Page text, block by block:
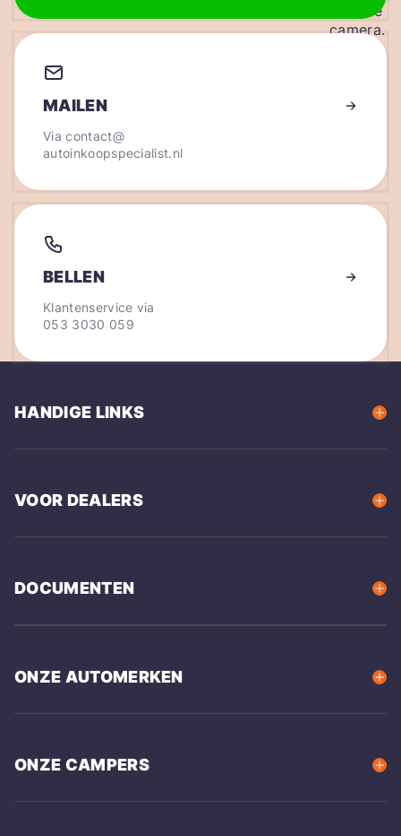
MAILEN
Viacontact@
autoinkoopspecialist.nl
BELLEN
Klantenservice via
053 3030 059
HANDIGE LINKS
VOOR DEALERS
DOCUMENTEN
ONZE AUTOMERKEN
ONZE CAMPERS